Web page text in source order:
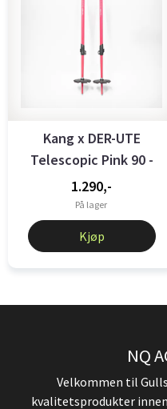
Kang x DER-UTE
Telescopic Pink 90 -
140 cm
1.290,-
På lager
Kjøp
NQ
Velkommen til
kvalitetsprodukter